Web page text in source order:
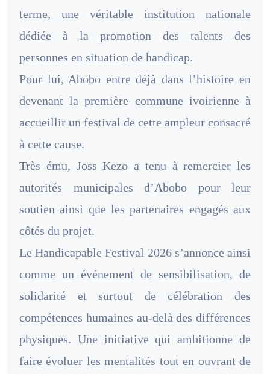
terme, une véritable institution nationale
dédiée à la promotion des talents des
personnes en situation de handicap.
Pour lui, Abobo entre déjà dans l’histoire en
devenant la première commune ivoirienne à
accueillir un festival de cette ampleur consacré
à cette cause.
Très ému, Joss Kezo a tenu à remercier les
autorités municipales d’Abobo pour leur
soutien ainsi que les partenaires engagés aux
côtés du projet.
Le Handicapable Festival 2026 s’annonce ainsi
comme un événement de sensibilisation, de
solidarité et surtout de célébration des
compétences humaines au-delà des différences
physiques. Une initiative qui ambitionne de
faire évoluer les mentalités tout en ouvrant de